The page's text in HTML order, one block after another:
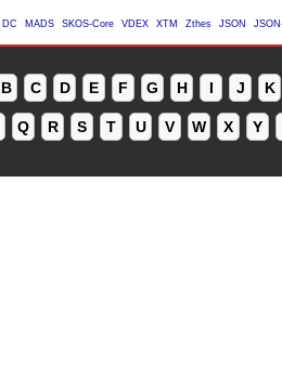
DC MADS SKOS-Core VDEX XTM Zthes JSON
B C D E F G H I J K
Q R S T U V W X Y